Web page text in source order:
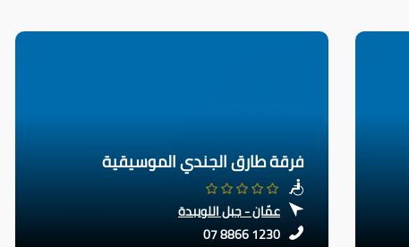
فرقة طارق الجندي الموسيقية
عمّان - جبل اللويبدة
07 8866 1230